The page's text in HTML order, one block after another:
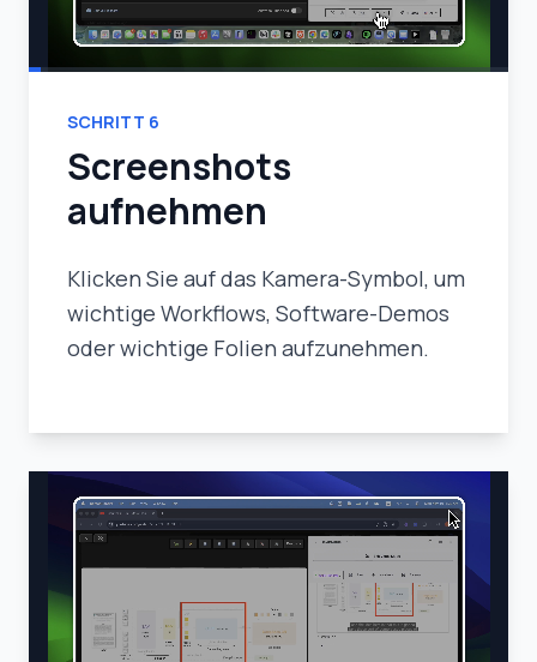
SCHRITT 6
Screenshots
aufnehmen
Klicken Sie auf das Kamera-Symbol, um
wichtige Workflows, Software-Demos
oder wichtige Folien aufzunehmen.